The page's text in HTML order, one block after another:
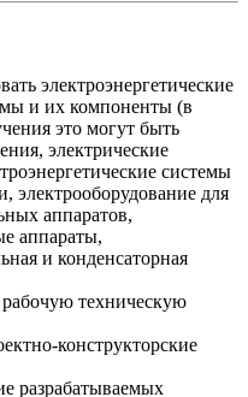
электроэнергетические
и их компоненты (в
это могут быть
электрические
системы
электрооборудование для
аппаратов,
аппараты,
и конденсаторная
техническую
конструкторские
разрабатываемых